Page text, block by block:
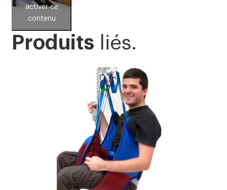
activer ce
contenu
Produits liés.